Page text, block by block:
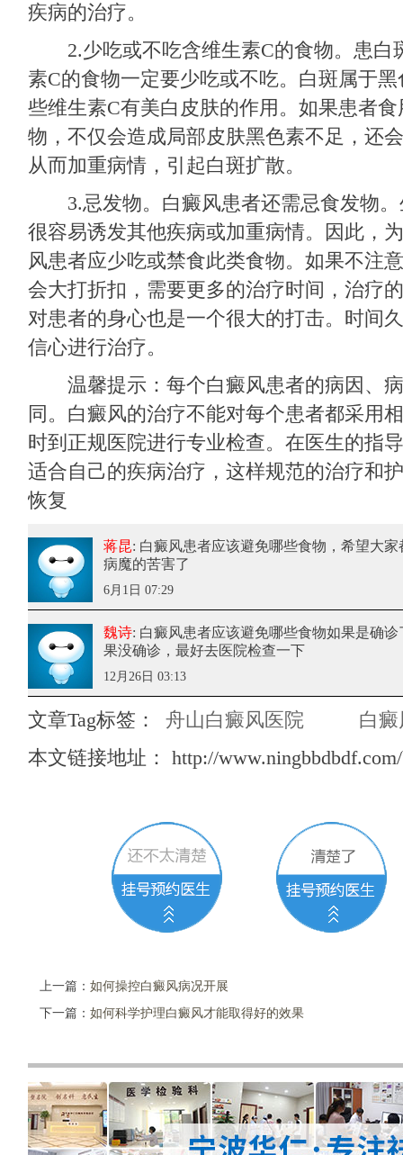
疾病的治疗。
2.少吃或不吃含维生素C的食物。患白
素C的食物一定要少吃或不吃。白斑属于
些维生素C有美白皮肤的作用。如果患者
物，不仅会造成局部皮肤黑色素不足，还
从而加重病情，引起白斑扩散。
3.忌发物。白癜风患者还需忌食发物。
很容易诱发其他疾病或加重病情。因此，
风患者应少吃或禁食此类食物。如果不注
会大打折扣，需要更多的治疗时间，治疗
对患者的身心也是一个很大的打击。时间
信心进行治疗。
温馨提示：每个白癜风患者的病因、病
同。白癜风的治疗不能对每个患者都采用
时到正规医院进行专业检查。在医生的指
适合自己的疾病治疗，这样规范的治疗和
恢复
蒋昆: 白癜风患者应该避免哪些食物 ，希望大
病魔的苦害了
6月1日 07:29
魏诗: 白癜风患者应该避免哪些食物如果是确诊
果没确诊，最好去医院检查一下
12月26日 03:13
文章Tag标签： 舟山白癜风医院
白
本文链接地址： http://
上一篇： 如何操控白癜风病况开展
下一篇： 如何科学护理白癜风才能取得好的效果